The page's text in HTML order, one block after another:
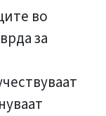
во
за